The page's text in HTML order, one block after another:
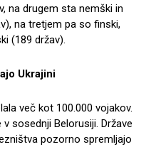
na drugem sta nemški in
na tretjem pa so finski,
(189 držav).
Ukrajini
več kot 100.000 vojakov.
sosednji Belorusiji. Države
pozorno spremljajo